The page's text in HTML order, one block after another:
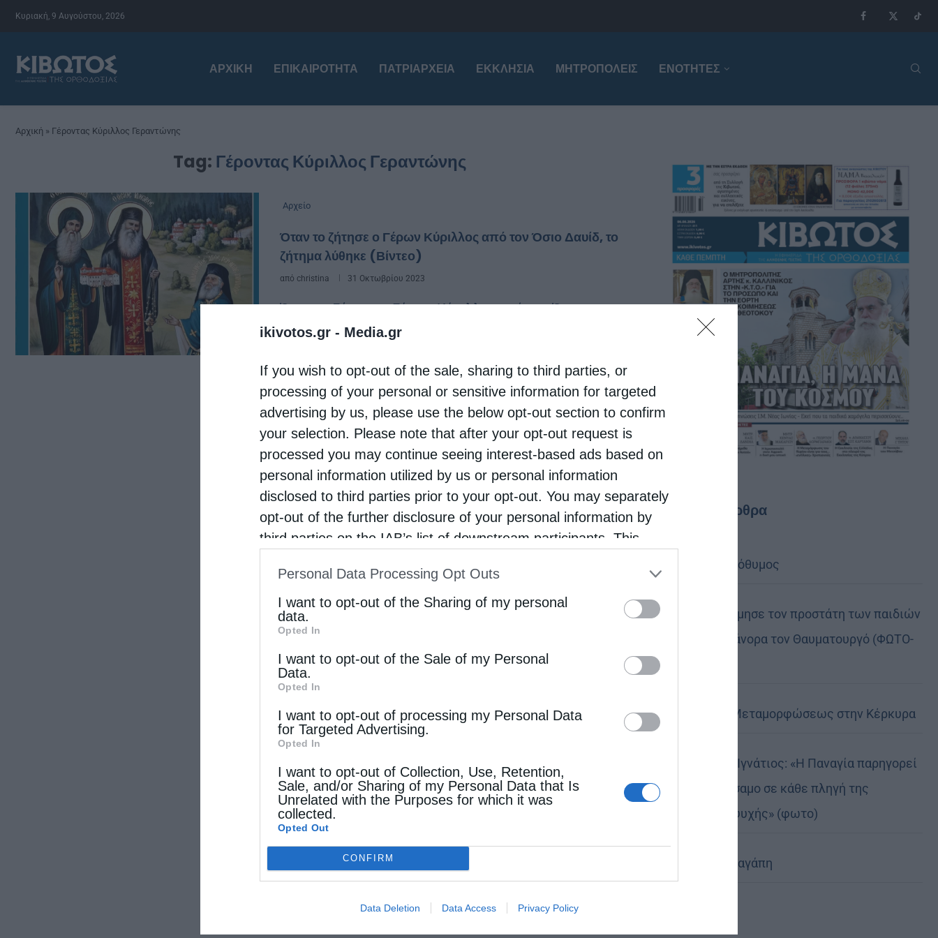
ikivotos.gr - Media.gr
If you wish to opt-out of the sale, sharing to third parties, or
processing of your personal or sensitive information for targeted
advertising by us, please use the below opt-out section to confirm
your selection. Please note that after your opt-out request is
processed you may continue seeing interest-based ads based on
personal information utilized by us or personal information
disclosed to third parties prior to your opt-out. You may separately
opt-out of the further disclosure of your personal information by
third parties on the IAB’s list of downstream participants. This
IAB’s List of Downstream Participantsthat may further disclose it to
other third parties.
Personal Data Processing Opt Outs
I want to opt-out of the Sharing of my personal
data.
Opted In
I want to opt-out of the Sale of my Personal
Data.
Opted In
I want to opt-out of processing my Personal Data
for Targeted Advertising.
Opted In
I want to opt-out of Collection, Use, Retention,
Sale, and/or Sharing of my Personal Data that Is
Unrelated with the Purposes for which it was
collected.
Opted Out
CONFIRM
Data Deletion Data Access Privacy Policy
Κυριακή, 9 Αυγούστου, 2026
ΑΡΧΙΚΉ ΕΠΙΚΑΙΡΌΤΗΤΑ ΠΑΤΡΙΑΡΧΕΊΑ ΕΚΚΛΗΣΊΑ ΜΗΤΡΟΠΌΛΕΙΣ ΕΝΟΤΗΤΕΣ
Αρχική » Γέροντας Κύριλλος Γεραντώνης
Tag: Γέροντας Κύριλλος Γεραντώνης
Αρχείο
Όταν το ζήτησε ο Γέρων Κύριλλος από τον Όσιο Δαυίδ, το
ζήτημα λύθηκε (Βίντεο)
από christina 31 Οκτωβρίου 2023
Όταν το ζήτησε ο Γέρων Κύριλλος από τον Όσιο
Δαυίδ, το ζήτημα λύθηκε (Βίντεο) Όταν το ζήτησε ο
λύθηκε – YouTube …
Τελευταία άρθρα
Να είσαι μακρόθυμος
Η Καστοριά τίμησε τον προστάτη των παιδιών
της, Άγιο Νικάνορα τον Θαυματουργό (ΦΩΤΟ-
ΒΙΝΤΕΟ)
Η Εορτή της Μεταμορφώσεως στην Κέρκυρα
Δημητριάδος Ιγνάτιος: «Η Παναγία παρηγορεί
και δίνει βάλσαμο σε κάθε πληγή της
ανθρώπινης ψυχής» (φωτο)
Χριστοφόρος αγάπη